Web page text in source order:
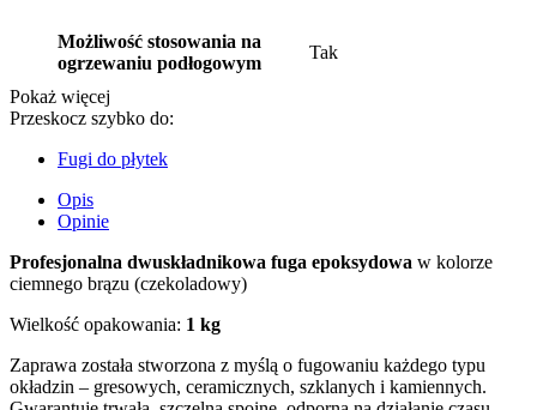
Możliwość stosowania na
ogrzewaniu podłogowym
Tak
Pokaż więcej
Przeskocz szybko do:
Fugi do płytek
Opis
Opinie
Profesjonalna dwuskładnikowa fuga epoksydowa w kolorze
ciemnego brązu (czekoladowy)
Wielkość opakowania: 1 kg
Zaprawa została stworzona z myślą o fugowaniu każdego typu
okładzin – gresowych, ceramicznych, szklanych i kamiennych.